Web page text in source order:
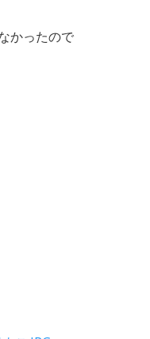
かったので